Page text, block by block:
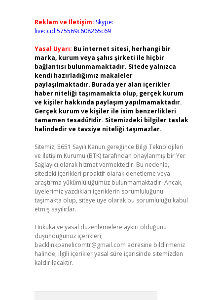
Reklam ve İletişim: Skype:
live:.cid.575569c608265c69
Yasal Uyarı: Bu internet sitesi, herhangi bir
marka, kurum veya şahıs şirketi ile hiçbir
bağlantısı bulunmamaktadır. Sitede yalnızca
kendi hazırladığımız makaleler
paylaşılmaktadır. Burada yer alan içerikler
haber niteliği taşımamakta olup, gerçek kurum
ve kişiler hakkında paylaşım yapılmamaktadır.
Gerçek kurum ve kişiler ile isim benzerlikleri
tamamen tesadüfidir. Sitemizdeki bilgiler taslak
halindedir ve tavsiye niteliği taşımazlar.
Sitemiz, 5651 Sayılı Kanun gereğince Bilgi Teknolojileri
ve İletişim Kurumu (BTK) tarafından onaylanmış bir Yer
Sağlayıcı olarak hizmet vermektedir. Bu nedenle,
sitedeki içerikleri proaktif olarak denetleme veya
araştırma yükümlülüğümüz bulunmamaktadır. Ancak,
üyelerimiz yazdıkları içeriklerin sorumluluğunu
taşımakta olup, siteye üye olarak bu sorumluluğu kabul
etmiş sayılırlar.
Hukuka ve yasal düzenlemelere aykırı olduğunu
düşündüğünüz içerikleri,
backlinkpanelicomtr@gmail.com adresine bildirmeniz
halinde, ilgili içerikler yasal süre içerisinde sitemizden
kaldırılacaktır.